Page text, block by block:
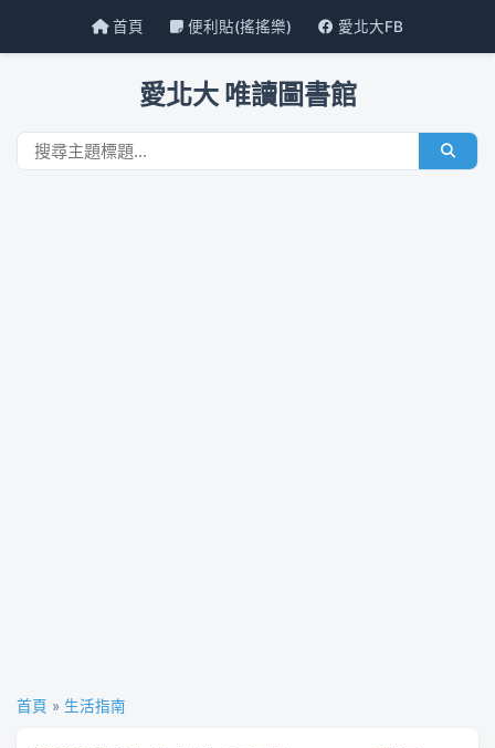
首頁 便利貼(搖搖樂) 愛北大FB
愛北大 唯讀圖書館
首頁 » 生活指南